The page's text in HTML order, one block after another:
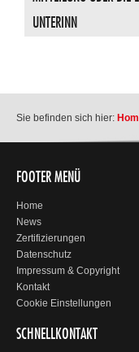
UNTERINN
Sie befinden sich hier:
FOOTER MENÜ
Home
News
Zertifizierungen
Datenschutz
Impressum & Copyright
Kontakt
Cookie Einstellungen
SCHNELLKONTAKT